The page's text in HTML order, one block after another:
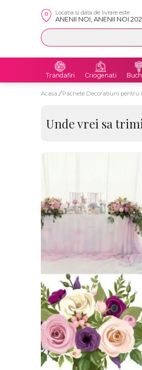
Locatia si data de livrare este
ANENII NOI, ANENII NOI
Trandafiri Criogenati
Acasa / Pachete Decoratiuni pentru
Unde vrei sa